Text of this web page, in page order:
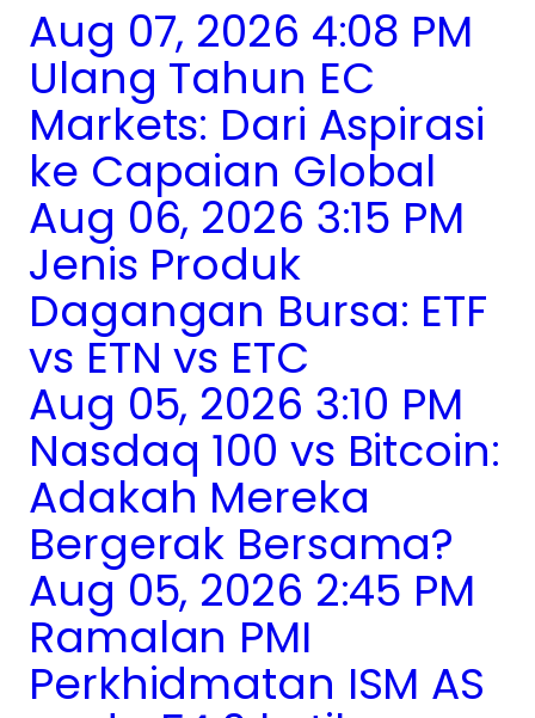
Aug 07, 2026 4:08 PM
Ulang Tahun EC
Markets: Dari Aspirasi
ke Capaian Global
Aug 06, 2026 3:15 PM
Jenis Produk
Dagangan Bursa: ETF
vs ETN vs ETC
Aug 05, 2026 3:10 PM
Nasdaq 100 vs Bitcoin:
Adakah Mereka
Bergerak Bersama?
Aug 05, 2026 2:45 PM
Ramalan PMI
Perkhidmatan ISM AS